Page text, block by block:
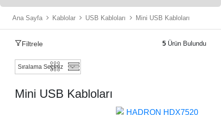
Ana Sayfa Kablolar USB Kabloları Mini USB Kabloları
Filtrele 5 Ürün Bulundu
Mini USB Kabloları